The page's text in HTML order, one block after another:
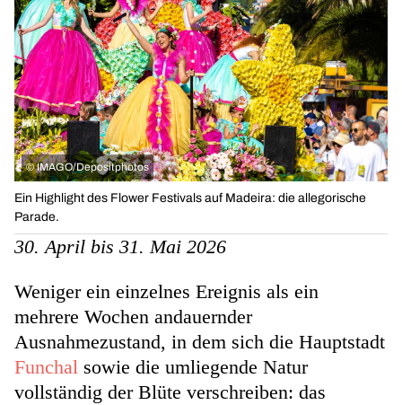
© IMAGO/Depositphotos
Ein Highlight des Flower Festivals auf Madeira: die allegorische
Parade.
30. April bis 31. Mai 2026
Weniger ein einzelnes Ereignis als ein
mehrere Wochen andauernder
Ausnahmezustand, in dem sich die Hauptstadt
Funchal sowie die umliegende Natur
vollständig der Blüte verschreiben: das